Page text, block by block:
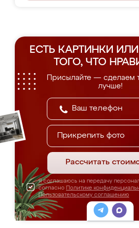
ЕСТЬ КАРТИНКИ
ТОГО, ЧТО
Присылайте — сделаем
лучше!
Прикрепить фото
Рассчитать
Я соглашаюсь на передачу
согласно Политике
Пользовательскому соглашению